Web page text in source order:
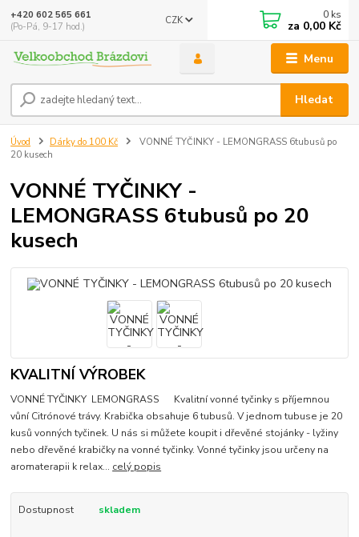
Menu
CZK
Hledat
+420 602 565 661
(Po-Pá, 9-17 hod.)
0 ks
za 0,00 Kč
Úvod Dárky do 100 Kč
VONNÉ TYČINKY - LEMONGRASS 6tubusů po
20 kusech
VONNÉ TYČINKY -
LEMONGRASS 6tubusů po 20
kusech
KVALITNÍ VÝROBEK
VONNÉ TYČINKY LEMONGRASS Kvalitní vonné tyčinky s příjemnou
vůní Citrónové trávy. Krabička obsahuje 6 tubusů. V jednom tubuse je 20
kusů vonných tyčinek. U nás si můžete koupit i dřevěné stojánky - lyžiny
nebo dřevěné krabičky na vonné tyčinky. Vonné tyčinky jsou určeny na
aromaterapii k relax... celý popis
Dostupnost skladem